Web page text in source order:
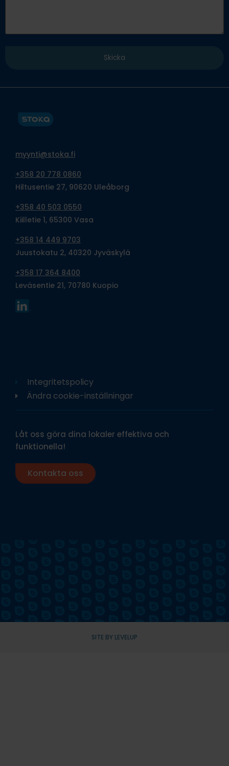
myynti@stoka.fi
+358 20 778 0860
Hiltusentie 27, 90620 Uleåborg
+358 40 503 0550
Kiilletie 1, 65300 Vasa
+358 14 449 9703
Juustokatu 2, 40320 Jyväskylä
+358 17 364 8400
Leväsentie 21, 70780 Kuopio
Integritetspolicy
Ändra cookie-inställningar
Låt oss göra dina lokaler effektiva och
funktionella!
Kontakta oss
SITE BY LEVELUP